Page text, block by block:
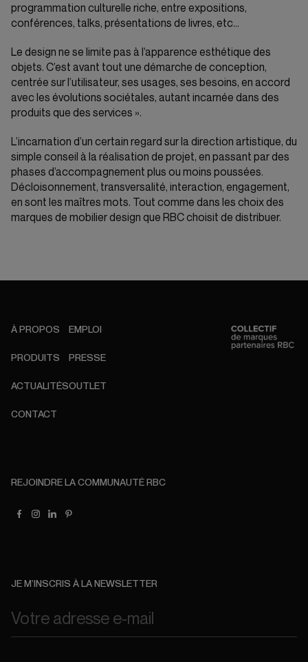
programmation culturelle riche, entre expositions,
conférences, talks, présentations de livres, etc…
Le design ne se limite pas à l’apparence esthétique des
objets. C’est avant tout une démarche de conception,
centrée sur l’utilisateur, ses usages, ses besoins, en accord
avec les évolutions sociétales, autant incarnée dans des
produits que des services ».
L’incarnation d’un certain regard sur la direction artistique, du
simple conseil à la réalisation de projet, en passant par des
phases d’accompagnement plus ou moins poussées.
Décloisonnement, transversalité, interaction, engagement,
en sont les maîtres mots. Tout comme dans les choix des
marques de mobilier design que RBC choisit de distribuer.
À PROPOS
PRODUITS
ACTUALITÉS
CONTACT
EMPLOI
PRESSE
OUTLET
REJOINDRE LA COMMUNAUTÉ RBC
JE M’INSCRIS À LA NEWSLETTER